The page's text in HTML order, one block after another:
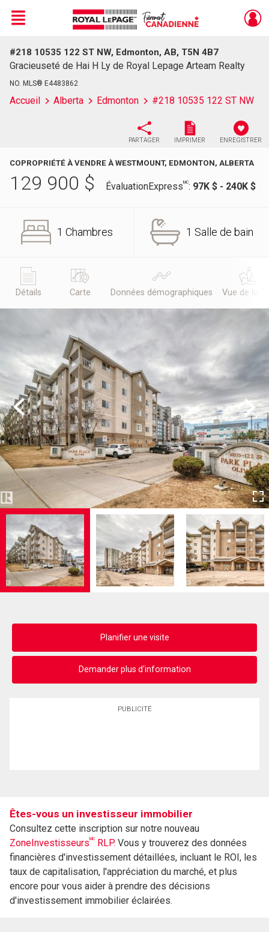
Live
En Direct
Menu
#218 10535 122 ST NW, Edmonton, AB, T5N 4B7
Gracieuseté de Hai H Ly de Royal Lepage Arteam Realty
NO. MLS® E4483862
Accueil Alberta Edmonton #218 10535 122 ST NW
PARTAGER IMPRIMER ENREGISTRER
COPROPRIÉTÉ À VENDRE À WESTMOUNT, EDMONTON, ALBERTA
129 900 $ ÉvaluationExpressMC: 97K $ - 240K $
1 Chambres 1 Salle de bain
Détails Carte Données démographiques Vue de la
Previous Next
Planifier une visite
Demander plus d'information
PUBLICITÉ
Êtes-vous un investisseur immobilier
Consultez cette inscription sur notre nouveau
ZoneInvestisseursMC RLP. Vous y trouverez des données
financières d'investissement détaillées, incluant le ROI, les
taux de capitalisation, l'appréciation du marché, et plus
encore pour vous aider à prendre des décisions
d'investissement immobilier éclairées.